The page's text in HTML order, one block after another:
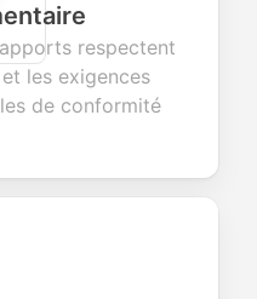
respectent
les exigences
de conformité